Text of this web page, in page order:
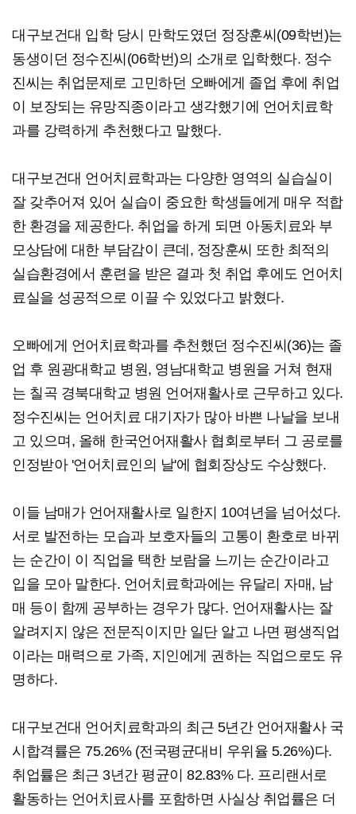
대구보건대 입학 당시 만학도였던 정장훈씨(09학번)는
동생이던 정수진씨(06학번)의 소개로 입학했다. 정수
진씨는 취업문제로 고민하던 오빠에게 졸업 후에 취업
이 보장되는 유망직종이라고 생각했기에 언어치료학
과를 강력하게 추천했다고 말했다.
대구보건대 언어치료학과는 다양한 영역의 실습실이
잘 갖추어져 있어 실습이 중요한 학생들에게 매우 적합
한 환경을 제공한다. 취업을 하게 되면 아동치료와 부
모상담에 대한 부담감이 큰데, 정장훈씨 또한 최적의
실습환경에서 훈련을 받은 결과 첫 취업 후에도 언어치
료실을 성공적으로 이끌 수 있었다고 밝혔다.
오빠에게 언어치료학과를 추천했던 정수진씨(36)는 졸
업 후 원광대학교 병원, 영남대학교 병원을 거쳐 현재
는 칠곡 경북대학교 병원 언어재활사로 근무하고 있다.
정수진씨는 언어치료 대기자가 많아 바쁜 나날을 보내
고 있으며, 올해 한국언어재활사 협회로부터 그 공로를
인정받아 '언어치료인의 날'에 협회장상도 수상했다.
이들 남매가 언어재활사로 일한지 10여년을 넘어섰다.
서로 발전하는 모습과 보호자들의 고통이 환호로 바뀌
는 순간이 이 직업을 택한 보람을 느끼는 순간이라고
입을 모아 말한다. 언어치료학과에는 유달리 자매, 남
매 등이 함께 공부하는 경우가 많다. 언어재활사는 잘
알려지지 않은 전문직이지만 일단 알고 나면 평생직업
이라는 매력으로 가족, 지인에게 권하는 직업으로도 유
명하다.
대구보건대 언어치료학과의 최근 5년간 언어재활사 국
시합격률은 75.26% (전국평균대비 우위율 5.26%)다.
취업률은 최근 3년간 평균이 82.83% 다. 프리랜서로
활동하는 언어치료사를 포함하면 사실상 취업률은 더